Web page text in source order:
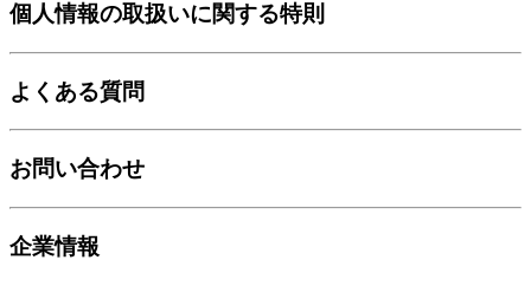
個人情報の取扱いに関する特則
よくある質問
お問い合わせ
企業情報